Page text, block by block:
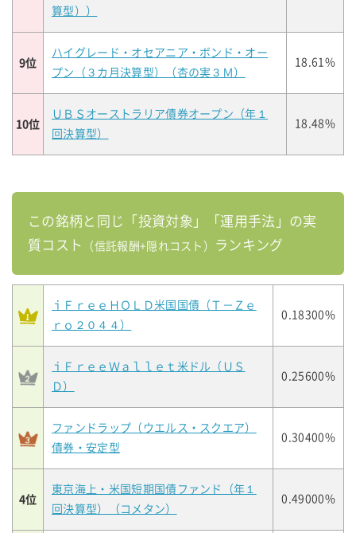
算型））
9位
ハイグレード・オセアニア・ボンド・オー
プン（３カ月決算型）（杏の実３Ｍ）
18.61%
10位
ＵＢＳオーストラリア債券オープン（年１
回決算型）
18.48%
この銘柄と同じ「投資対象」「運用手法」の実
質コスト
（信託報酬+隠れコスト） ランキング
ｉＦｒｅｅＨＯＬＤ米国国債（Ｔ－Ｚｅ
ｒｏ２０４４）
0.18300%
ｉＦｒｅｅＷａｌｌｅｔ米ドル（ＵＳ
Ｄ）
0.25600%
ファンドラップ（ウエルス・スクエア）
債券・安定型
0.30400%
4位
東京海上・米国短期国債ファンド（年１
回決算型）（コメタン）
0.49000%